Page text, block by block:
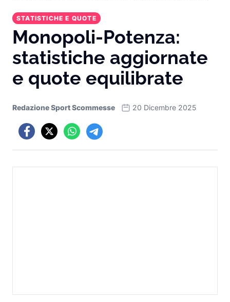
STATISTICHE E QUOTE
Monopoli-Potenza:
statistiche aggiornate
e quote equilibrate
Redazione Sport Scommesse 20 Dicembre 2025